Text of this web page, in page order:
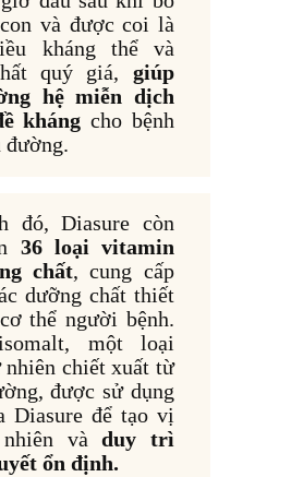
và được coi là
kháng thể và
quý giá, giúp
hệ miễn dịch
kháng cho bệnh
đường.
đó, Diasure còn
36 loại vitamin
chất, cung cấp
dưỡng chất thiết
thể người bệnh.
một loại
nhiên chiết xuất từ
được sử dụng
Diasure để tạo vị
vàduy trì
ổn định.